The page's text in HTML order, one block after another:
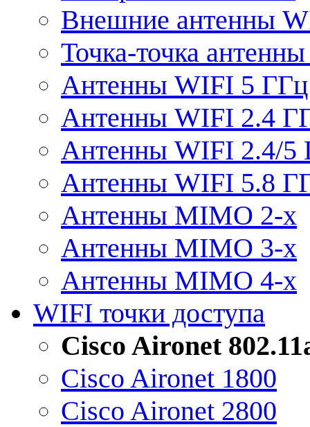
Внешние антенны
Точка-точка
Антенны WIFI 5 ГГц
Антенны WIFI 2.4
Антенны WIFI 2.4/5
Антенны WIFI 5.8
Антенны MIMO 2-x
Антенны MIMO 3-x
Антенны MIMO 4-x
WIFI точки доступа
Cisco Aironet
Cisco Aironet 1800
Cisco Aironet 2800